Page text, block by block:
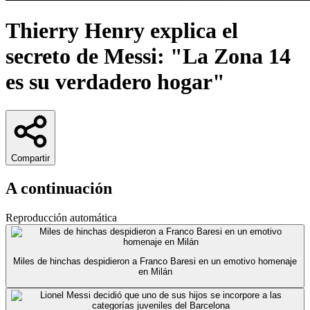
Thierry Henry explica el
secreto de Messi: "La Zona 14
es su verdadero hogar"
Compartir
A continuación
Reproducción automática
Miles de hinchas despidieron a Franco Baresi en un emotivo homenaje
en Milán